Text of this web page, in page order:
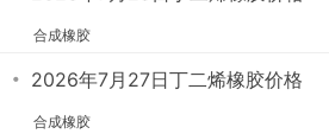
合成橡胶
・ 2026年7月27日丁二烯橡胶价格
合成橡胶